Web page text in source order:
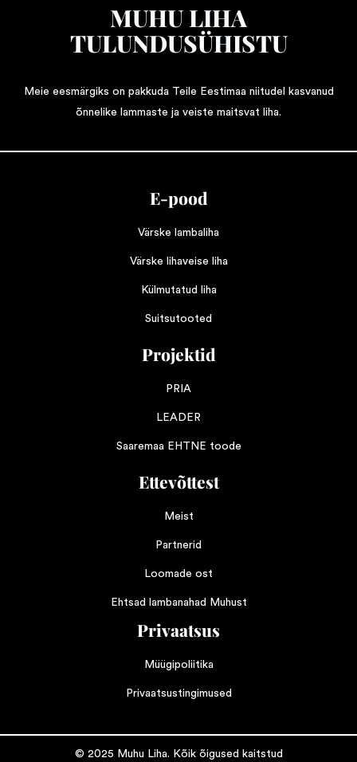
MUHU LIHA
TULUNDUSÜHISTU
Meie eesmärgiks on pakkuda Teile Eestimaa niitudel kasvanud
õnnelike lammaste ja veiste maitsvat liha.
E-pood
Värske lambaliha
Värske lihaveise liha
Külmutatud liha
Suitsutooted
Projektid
PRIA
LEADER
Saaremaa EHTNE toode
Ettevõttest
Meist
Partnerid
Loomade ost
Ehtsad lambanahad Muhust
Privaatsus
Müügipoliitika
Privaatsustingimused
© 2025 Muhu Liha. Kõik õigused kaitstud